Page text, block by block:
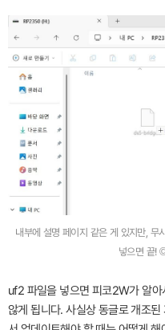
내부에 설명 페이지 같은 게 있지만,
넣으면 끝!
uf2 파일을 넣으면 피코2W가 알아
않게 됩니다. 사실상 동글로 개조